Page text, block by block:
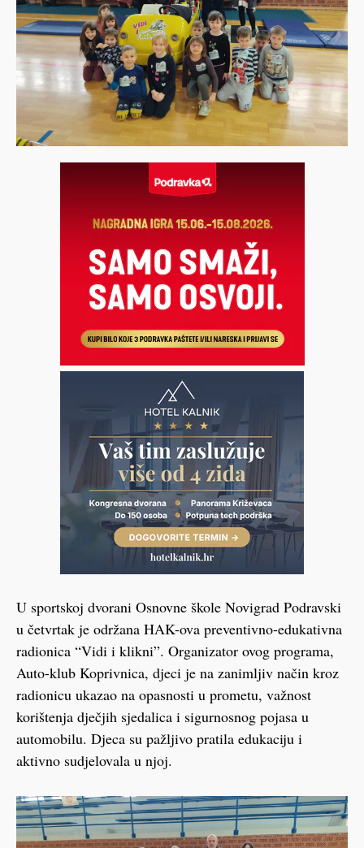
U sportskoj dvorani Osnovne škole Novigrad Podravski
u četvrtak je održana HAK-ova preventivno-edukativna
radionica “Vidi i klikni”. Organizator ovog programa,
Auto-klub Koprivnica, djeci je na zanimljiv način kroz
radionicu ukazao na opasnosti u prometu, važnost
korištenja dječjih sjedalica i sigurnosnog pojasa u
automobilu. Djeca su pažljivo pratila edukaciju i
aktivno sudjelovala u njoj.